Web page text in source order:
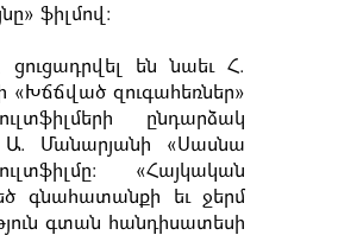
ֆիլմով:
են նաեւ Հ.
«Խճճված զուգահեռներ»
ընդարձակ
Ա. Մանարյանի «Սասնա
«Հայկական
գնահատանքի եւ ջերմ
գտան հանդիսատեսի